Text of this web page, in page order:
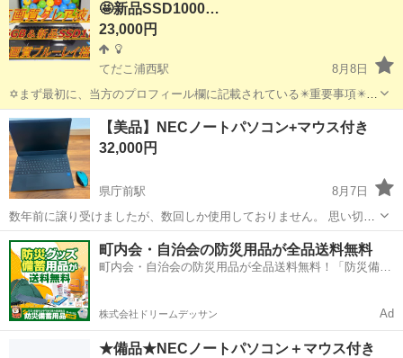
🤩新品SSD1000…
23,000円
てだこ浦西駅
8月8日
✡️まず最初に、当方のプロフィール欄に記載されている✴️重要事項✴️を
必ずご覧くださいますよう、お願いします。 ✡️液晶パネルはビジネス
ノートに搭載されているノングレア液晶とは違い、高輝度でガラスの
ようにキラキラして...
沖縄 沖縄市 てだこ浦西駅 ノートパソコン ブルーレイ
【美品】NECノートパソコン+マウス付き
32,000円
県庁前駅
8月7日
数年前に譲り受けましたが、数回しか使用しておりません。 思い切っ
て売却いたします！ ※数日中に連絡なければ、別ルートにて売却予定
【スペック】 デバイス名: PC-VJT42FZCB プロセッサ: 11th Gen Int...
沖縄 那覇市 県庁前駅 ノートパソコン マウス
町内会・自治会の防災用品が全品送料無料
町内会・自治会の防災用品が全品送料無料！「防災備蓄
株式会社ドリームデッサン Ad
★備品★NECノートパソコン＋マウス付き